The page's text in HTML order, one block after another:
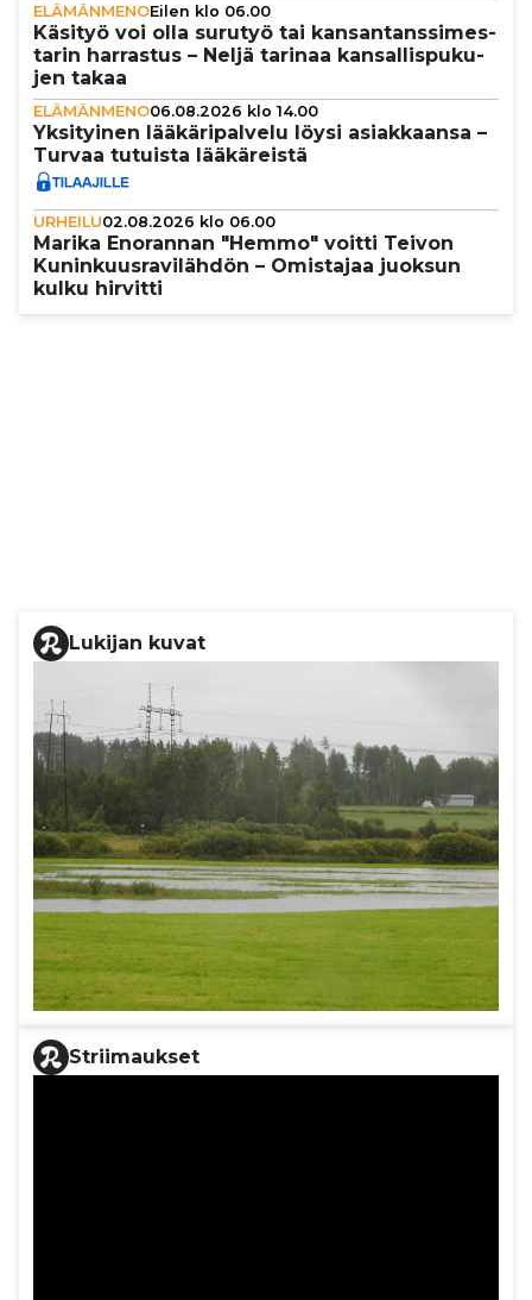
ELÄMÄNMENOEilen klo 06.00
Käsityö voi olla surutyö tai kan­san­tans­si­mes­
ta­rin harrastus – Neljä tarinaa kan­sal­lis­pu­ku­
jen takaa
ELÄMÄNMENO06.08.2026 klo 14.00
Yksi­tyi­nen lää­kä­ri­pal­velu löysi asi­ak­kaansa –
Turvaa tutuista lää­kä­reistä
URHEILU02.08.2026 klo 06.00
Marika Enorannan "Hemmo" voitti Teivon
Kunin­kuus­ra­vi­läh­dön – Omistajaa juoksun
kulku hirvitti
Lukijan kuvat
Striimaukset